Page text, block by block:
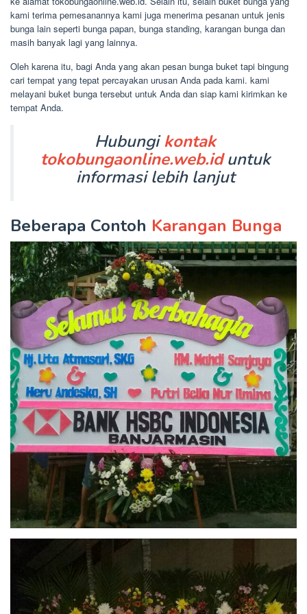
kami terima pemesanannya kami juga menerima pesanan untuk jenis
bunga lain seperti bunga papan, bunga standing, karangan bunga dan
masih banyak lagi yang lainnya.
Oleh karena itu, bagi Anda yang akan pesan bunga buket tapi bingung
cari tempat yang tepat percayakan urusan Anda pada kami. kami
melayani buket bunga tersebut untuk Anda dan siap kami kirimkan ke
tempat Anda.
Hubungi kontak
tokobungaonline.web.iduntuk
informasi lebih lanjut
Beberapa Contoh Karangan Bunga